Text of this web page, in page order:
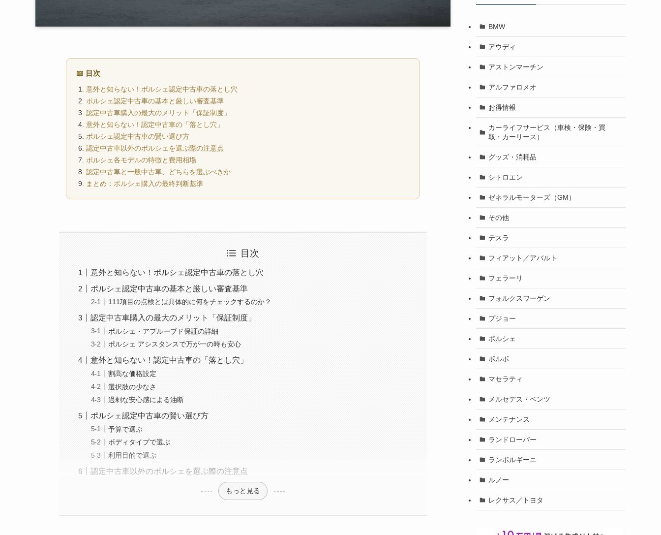
📖 目次
意外と知らない！ポルシェ認定中古車の落とし穴
ポルシェ認定中古車の基本と厳しい審査基準
認定中古車購入の最大のメリット「保証制度」
意外と知らない！認定中古車の「落とし穴」
ポルシェ認定中古車の賢い選び方
認定中古車以外のポルシェを選ぶ際の注意点
ポルシェ各モデルの特徴と費用相場
認定中古車と一般中古車、どちらを選ぶべきか
まとめ：ポルシェ購入の最終判断基準
目次
意外と知らない！ポルシェ認定中古車の落とし穴
ポルシェ認定中古車の基本と厳しい審査基準
111項目の点検とは具体的に何をチェックするのか？
認定中古車購入の最大のメリット「保証制度」
ポルシェ・アプルーブド保証の詳細
ポルシェ アシスタンスで万が一の時も安心
意外と知らない！認定中古車の「落とし穴」
割高な価格設定
選択肢の少なさ
過剰な安心感による油断
ポルシェ認定中古車の賢い選び方
予算で選ぶ
ボディタイプで選ぶ
利用目的で選ぶ
認定中古車以外のポルシェを選ぶ際の注意点
もっと見る
BMW
アウディ
アストンマーチン
アルファロメオ
お得情報
カーライフサービス（車検・保険・買
取・カーリース）
グッズ・消耗品
シトロエン
ゼネラルモーターズ（GM）
その他
テスラ
フィアット／アバルト
フェラーリ
フォルクスワーゲン
プジョー
ポルシェ
ボルボ
マセラティ
メルセデス・ベンツ
メンテナンス
ランドローバー
ランボルギーニ
ルノー
レクサス／トヨタ